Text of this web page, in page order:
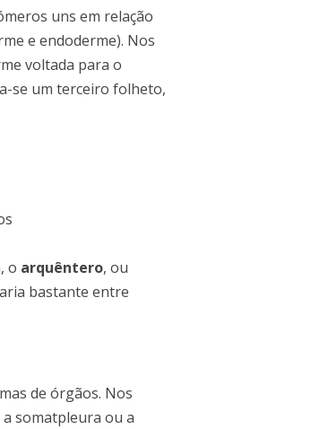
uns em relação
e endoderme). Nos
voltada para o
se um terceiro folheto,
o arquêntero, ou
bastante entre
de órgãos. Nos
somatpleura ou a